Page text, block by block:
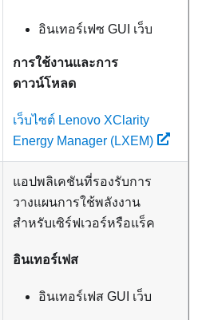
อินเทอร์เฟซ GUI เว็บ
การใช้งานและการ
ดาวน์โหลด
เว็บไซต์ Lenovo XClarity
Energy Manager (LXEM)
แอปพลิเคชันที่รองรับการ
วางแผนการใช้พลังงาน
สำหรับเซิร์ฟเวอร์หรือแร็ค
อินเทอร์เฟส
อินเทอร์เฟส GUI เว็บ